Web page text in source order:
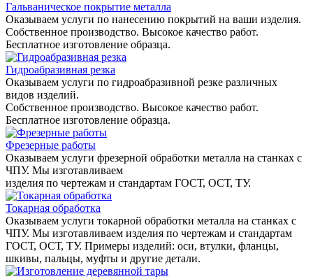
Гальваническое покрытие металла
Оказываем услуги по нанесению покрытий на ваши изделия.
Собственное производство. Высокое качество работ.
Бесплатное изготовление образца.
Гидроабразивная резка
Оказываем услуги по гидроабразивной резке различных
видов изделий.
Собственное производство. Высокое качество работ.
Бесплатное изготовление образца.
Фрезерные работы
Оказываем услуги фрезерной обработки металла на станках с
ЧПУ. Мы изготавливаем
изделия по чертежам и стандартам ГОСТ, ОСТ, ТУ.
Токарная обработка
Оказываем услуги токарной обработки металла на станках с
ЧПУ. Мы изготавливаем изделия по чертежам и стандартам
ГОСТ, ОСТ, ТУ. Примеры изделий: оси, втулки, фланцы,
шкивы, пальцы, муфты и другие детали.